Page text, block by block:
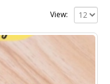
View: